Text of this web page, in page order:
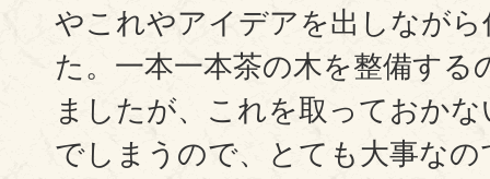
やこれやアイデアを出しなが
た。一本一本茶の木を整備する
ましたが、これを取っておか
でしまうので、とても大事な